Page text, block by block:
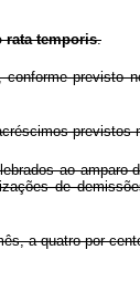
rata temporis.
previsto
previstos
ao amparo
de
a quatro por